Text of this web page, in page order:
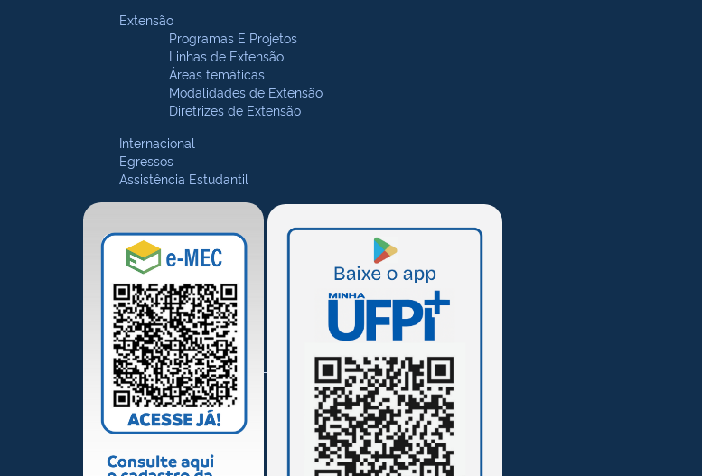
Extensão
Programas E Projetos
Linhas de Extensão
Áreas temáticas
Modalidades de Extensão
Diretrizes de Extensão
Internacional
Egressos
Assistência Estudantil